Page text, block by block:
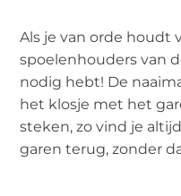
Als je van orde houdt
spoelenhouders van
nodig hebt! De
het klosje met het
steken, zo vind je
garen terug, zonder